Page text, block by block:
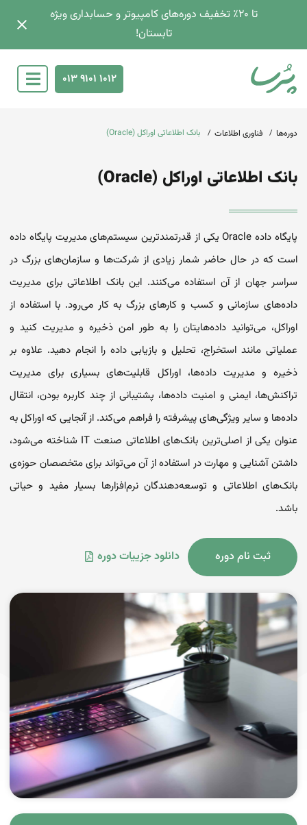
تا 2۰٪ تخفیف دوره‌های کامپیوتر و حسابداری ویژه
تابستان!
013 9101 1012
دوره‌ها فناوری اطلاعات بانک اطلاعاتی اوراکل (Oracle)
بانک اطلاعاتی اوراکل (Oracle)
پایگاه‌ داده Oracle یکی از قدرتمندترین سیستم‌های مدیریت پایگاه‌ داده
است که در حال حاضر شمار زیادی از شرکت‌ها و سازمان‌های بزرگ در
سراسر جهان از آن استفاده می‌کنند. این بانک اطلاعاتی برای مدیریت
داده‌های سازمانی و کسب و کارهای بزرگ به کار می‌رود. با استفاده از
اوراکل، می‌توانید داده‌هایتان را به طور امن ذخیره و مدیریت کنید و
عملیاتی مانند استخراج، تحلیل و بازیابی داده را انجام دهید. علاوه بر
ذخیره و مدیریت داده‌ها، اوراکل قابلیت‌های بسیاری برای مدیریت
تراکنش‌ها، ایمنی و امنیت داده‌ها، پشتیبانی از چند کاربره بودن، انتقال
داده‌ها و سایر ویژگی‌های پیشرفته را فراهم می‌کند. از آنجایی که اوراکل به
عنوان یکی از اصلی‌ترین بانک‌های اطلاعاتی صنعت IT شناخته می‌شود،
داشتن آشنایی و مهارت در استفاده از آن می‌تواند برای متخصصان حوزه‌ی
بانک‌های اطلاعاتی و توسعه‌دهندگان نرم‌افزارها بسیار مفید و حیاتی
باشد.
ثبت نام دوره دانلود جزییات دوره